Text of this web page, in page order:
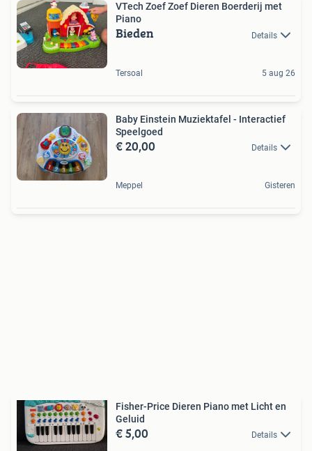
VTech Zoef Zoef Dieren Boerderij met
Piano
Bieden Details
Tersoal 5 aug 26
Baby Einstein Muziektafel - Interactief
Speelgoed
€ 20,00 Details
Meppel Gisteren
Fisher-Price Dieren Piano met Licht en
Geluid
€ 5,00 Details